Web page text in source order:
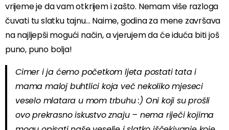
vrijeme je da vam otkrijem i zašto. Nemam više razloga
čuvati tu slatku tajnu… Naime, godina za mene završava
na najljepši mogući način, a vjerujem da će iduća biti još
puno, puno bolja!
Cimer i ja ćemo početkom ljeta postati tata i
mama maloj buhtlici koja već nekoliko mjeseci
veselo mlatara u mom trbuhu :) Oni koji su prošli
ovo prekrasno iskustvo znaju – nema riječi kojima